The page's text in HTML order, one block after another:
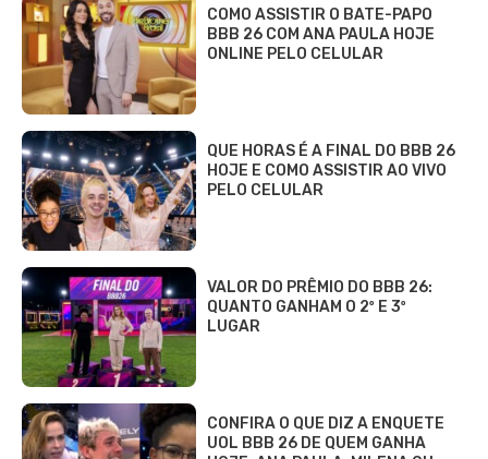
COMO ASSISTIR O BATE-PAPO
BBB 26 COM ANA PAULA HOJE
ONLINE PELO CELULAR
QUE HORAS É A FINAL DO BBB 26
HOJE E COMO ASSISTIR AO VIVO
PELO CELULAR
VALOR DO PRÊMIO DO BBB 26:
QUANTO GANHAM O 2º E 3º
LUGAR
CONFIRA O QUE DIZ A ENQUETE
UOL BBB 26 DE QUEM GANHA